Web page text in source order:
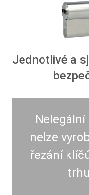
Jednotlivé a
Nelegální
nelze
řezání